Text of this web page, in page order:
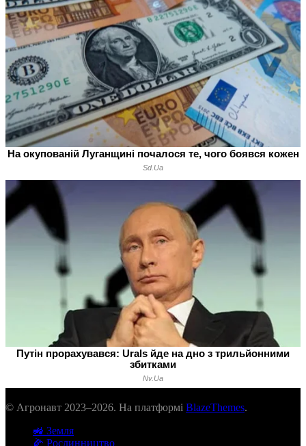
© Агронавт 2023–2026. На платформі BlazeThemes.
🚜 Земля
🌽 Рослинництво